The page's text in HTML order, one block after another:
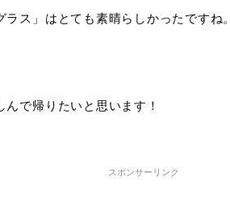
ス」はとても素晴らしかったですね。
で帰りたいと思います！
スポンサーリンク